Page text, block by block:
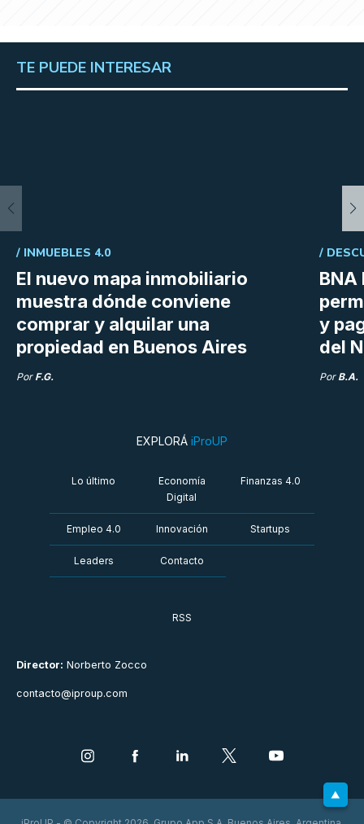
TE PUEDE INTERESAR
El nuevo mapa inmobiliario
muestra dónde conviene
comprar y alquilar una
propiedad en Buenos Aires
/ INMUEBLES 4.0
Por F.G.
BNA
y
del
/
Por B.A.
Director: Norberto Zocco
contacto@iproup.com
EXPLORÁ iProUP
Lo último
Economía
Digital
Finanzas 4.0
Empleo 4.0 Innovación Startups
Leaders Contacto
RSS